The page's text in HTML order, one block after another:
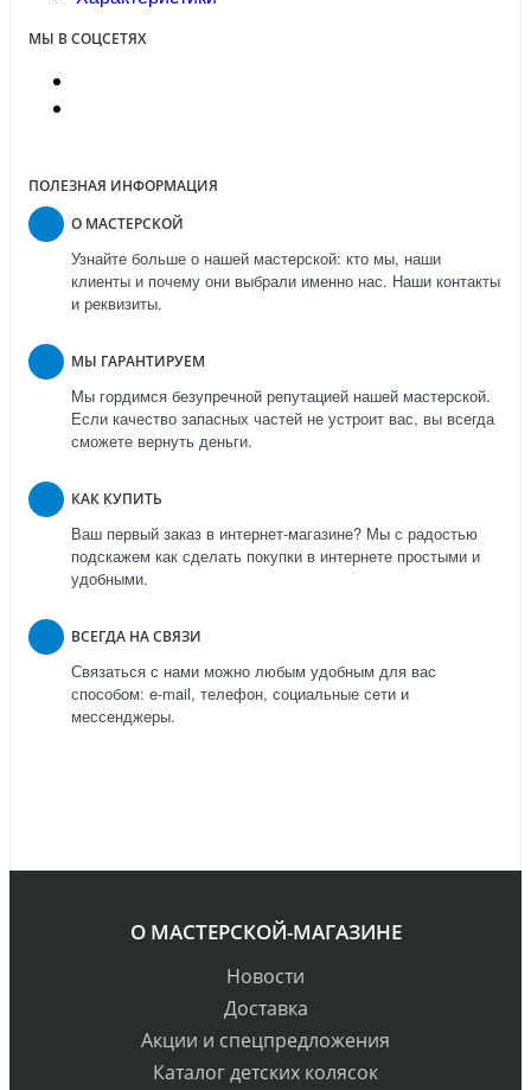
МЫ В СОЦСЕТЯХ
ПОЛЕЗНАЯ ИНФОРМАЦИЯ
О МАСТЕРСКОЙ
Узнайте больше о нашей мастерской: кто мы, наши
клиенты и почему они выбрали именно нас. Наши контакты
и реквизиты.
МЫ ГАРАНТИРУЕМ
Мы гордимся безупречной репутацией нашей мастерской.
Если качество запасных частей не устроит вас, вы всегда
сможете вернуть деньги.
КАК КУПИТЬ
Ваш первый заказ в интернет-магазине? Мы с радостью
подскажем как сделать покупки в интернете простыми и
удобными.
ВСЕГДА НА СВЯЗИ
Связаться с нами можно любым удобным для вас
способом: e-mail, телефон, социальные сети и
мессенджеры.
О МАСТЕРСКОЙ-МАГАЗИНЕ
Новости
Доставка
Акции и спецпредложения
Каталог детских колясок